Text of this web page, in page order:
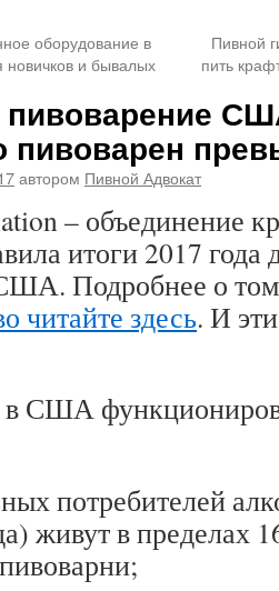
оборудование в
новичков и бывалых
Пивной
пить
пивоварен
автором Пивной Адвокат
– объединение
итоги 2017 года
Подробнее о
читайте здесь. И
США
потребителей
живут в пределах